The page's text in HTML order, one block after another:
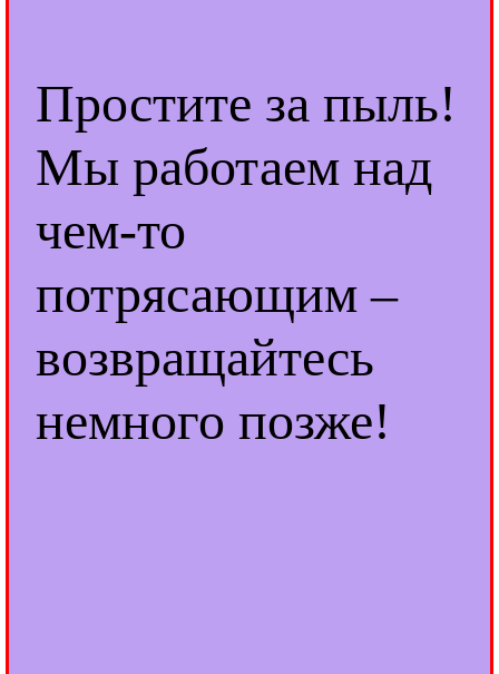
Простите за пыль!
Мы работаем над
чем-то
потрясающим –
возвращайтесь
немного позже!